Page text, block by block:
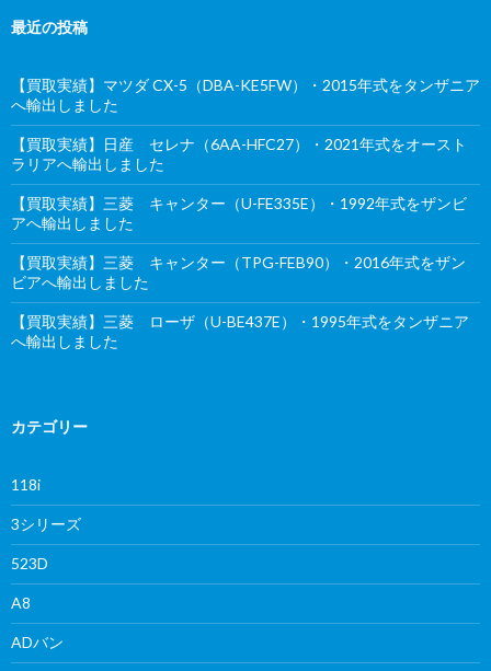
最近の投稿
【買取実績】マツダ CX-5（DBA-KE5FW）・2015年式をタンザニア
へ輸出しました
【買取実績】日産 セレナ（6AA-HFC27）・2021年式をオースト
ラリアへ輸出しました
【買取実績】三菱 キャンター（U-FE335E）・1992年式をザンビ
アへ輸出しました
【買取実績】三菱 キャンター（TPG-FEB90）・2016年式をザン
ビアへ輸出しました
【買取実績】三菱 ローザ（U-BE437E）・1995年式をタンザニア
へ輸出しました
カテゴリー
118i
3シリーズ
523D
A8
ADバン